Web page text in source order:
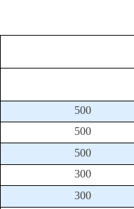
500
500
500
300
300